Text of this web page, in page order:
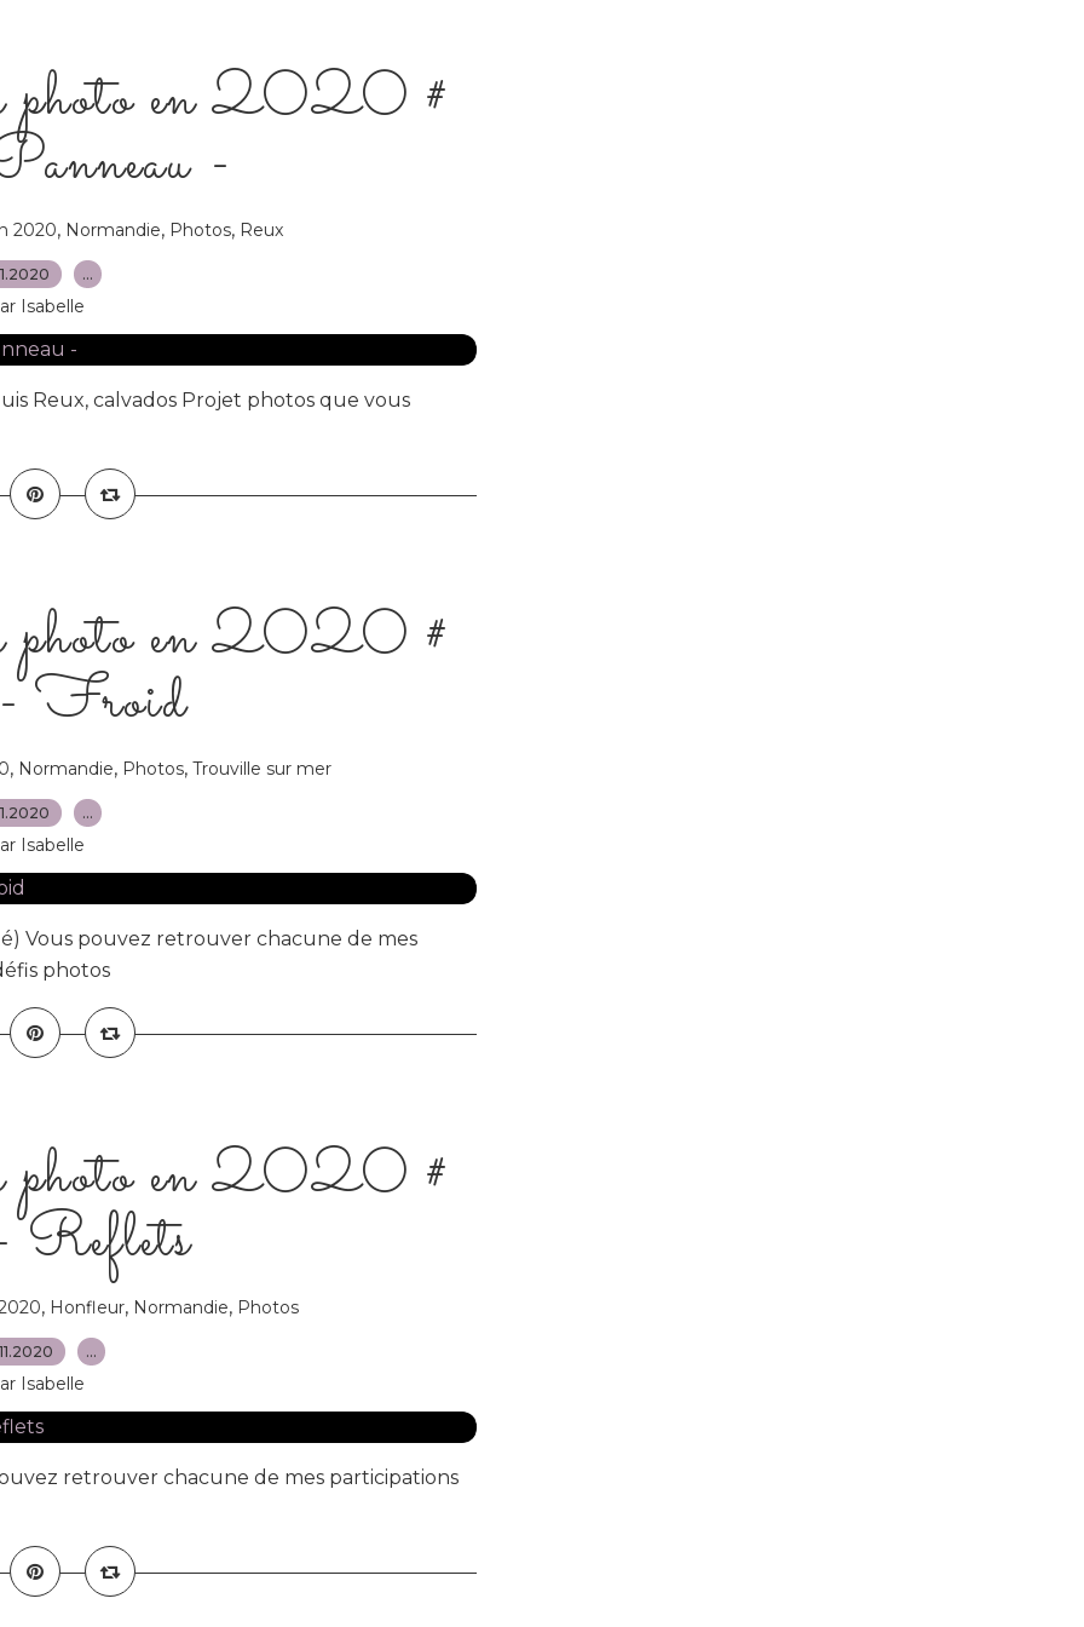
photo en 2020 #
-
2020, Normandie, Photos, Reux
…
Isabelle
Reux, calvados Projet photos que vous
photo en 2020 #
Froid
, Normandie, Photos, Trouville sur mer
…
Isabelle
Vous pouvez retrouver chacune de mes
photos
photo en 2020 #
, Honfleur, Normandie, Photos
…
Isabelle
retrouver chacune de mes participations